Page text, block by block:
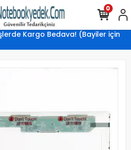
Kargo Bedava! (Bayiler için
0